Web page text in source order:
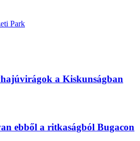
Park
a Kiskunságban
ebből a ritkaságból Bugacon